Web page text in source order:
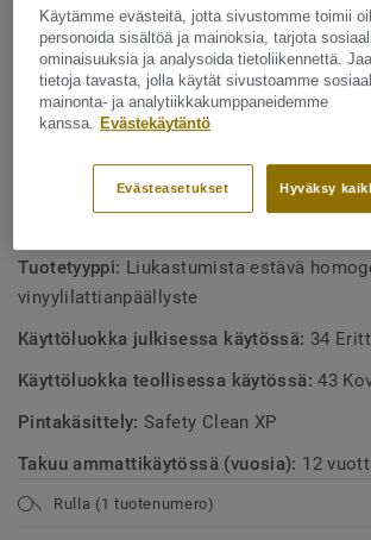
kuoseiltaan yhteensopiva muun iQ Granit
kanssa. Saatavana yksi- ja monivärisiä
TUOTTEEN OMINAISUUDET
Ftalaatiton
Hyvät liukastumisenesto-ominaisuudet
2 mm kulutuskerros tekee lattiasta
Hyväksytty märkätiloihin
Tuotetyyppi: Liukastumista estävä
vinyylilattianpäällyste
Käyttöluokka julkisessa käytössä: 34
Käyttöluokka teollisessa käytössä:43
Pintakäsittely:Safety Clean XP
Takuu ammattikäytössä (vuosia): 12
Rulla (1 tuotenumero)
Käytämme evästeitä, jotta sivustomme toimii
personoida sisältöä ja mainoksia, tarjota
ominaisuuksia ja analysoida tietoliikennettä.
tietoja tavasta, jolla käytät sivustoamme
mainonta- ja analytiikkakumppaneidemme
kanssa. Evästekäytäntö
Hyväksy
Evästeasetukset